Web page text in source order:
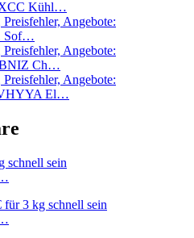
Kühl…
Angebote:
Sof…
Angebote:
Ch…
Angebote:
El…
schnell sein
für 3 kg schnell sein